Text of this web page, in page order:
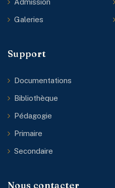
Admission
Galeries
Support
Documentations
Bibliothèque
Pédagogie
Primaire
Secondaire
Nous contacter